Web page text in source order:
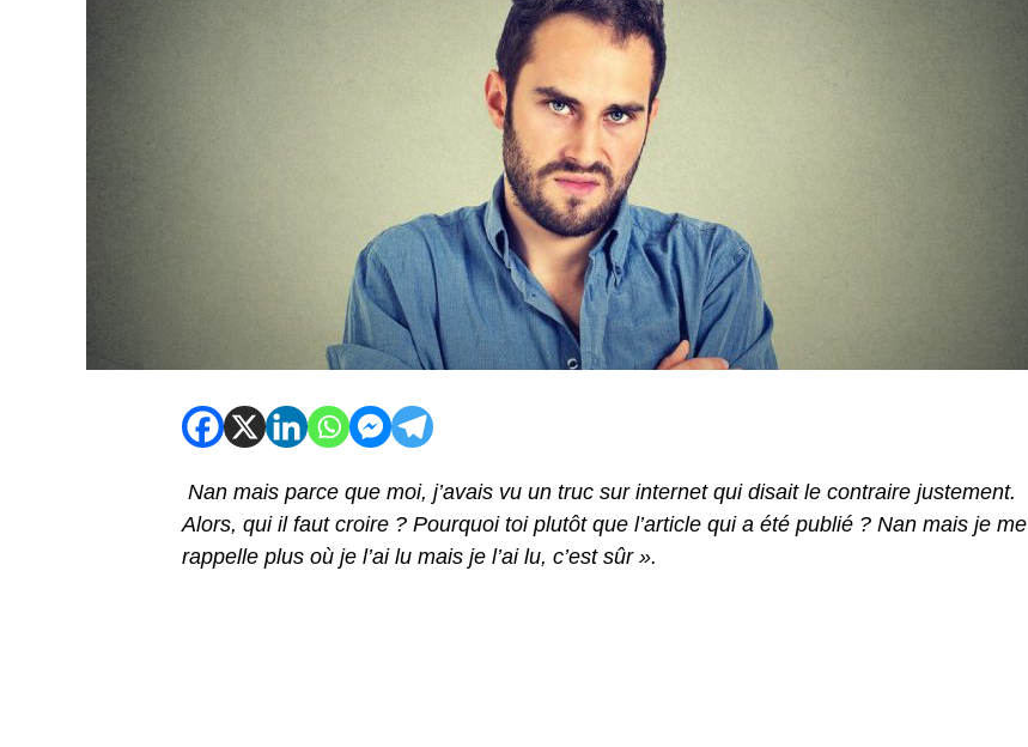
Nan mais parce que moi, j’avais vu un truc sur internet qui disait le contraire justement.
Alors, qui il faut croire ? Pourquoi toi plutôt que l’article qui a été publié ? Nan mais je me
rappelle plus où je l’ai lu mais je l’ai lu, c’est sûr ».